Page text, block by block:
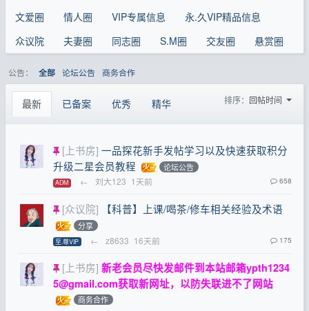
文爱圈
情人圈 VIP专属信息
永.久VIP精品信息
众议院
夫妻圈 同志圈 S.M圈 交友圈 悬赏圈
公告： 全部 论坛公告 商务合作
最新 已备案 优秀 精华 排序： 回帖时间
[上书房] 一品探花新手发帖学习以及快速获取积分
升级二星会员教程
论坛公告
ADM ← 刘大123 1天前 658
[众议院] 【科普】上课/喝茶/修车相关经验及术语
分享
至.尊VIP ← z8633 16天前 175
[上书房] 新老会员尽快发邮件到本站邮箱ypth1234
5@gmail.com获取新网址，以防失联进不了网站
商务合作